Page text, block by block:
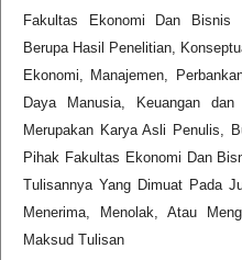
Fakultas Ekonomi Dan Bisnis
Berupa Hasil Penelitian,
Ekonomi, Manajemen,
Daya Manusia, Keuangan
Merupakan Karya Asli Penulis,
Pihak Fakultas Ekonomi Dan
Tulisannya Yang Dimuat Pada
Menerima, Menolak, Atau
Maksud Tulisan